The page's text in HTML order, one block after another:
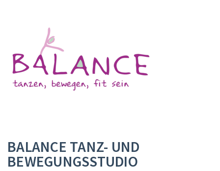
BALANCE TANZ- UND
BEWEGUNGSSTUDIO